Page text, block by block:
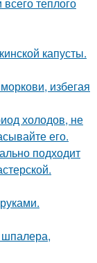
капусты.
избегая
холодов, не
его.
подходит